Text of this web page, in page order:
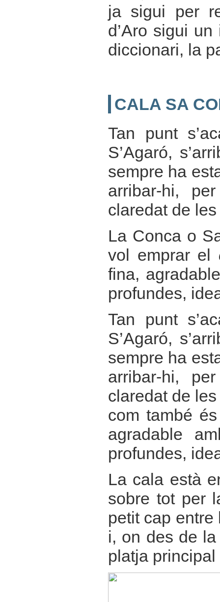
ja sigui per
d’Aro sigui
diccionari, la
CALA SA
Tan punt
S’Agaró,
sempre ha
arribar-hi,
claredat de
La Conca o
vol emprar el
fina,
profundes,
Tan punt
S’Agaró,
sempre ha
arribar-hi,
claredat de
com també
agradable
profundes,
La cala està
sobre tot per
petit cap entre
i, on des de
platja